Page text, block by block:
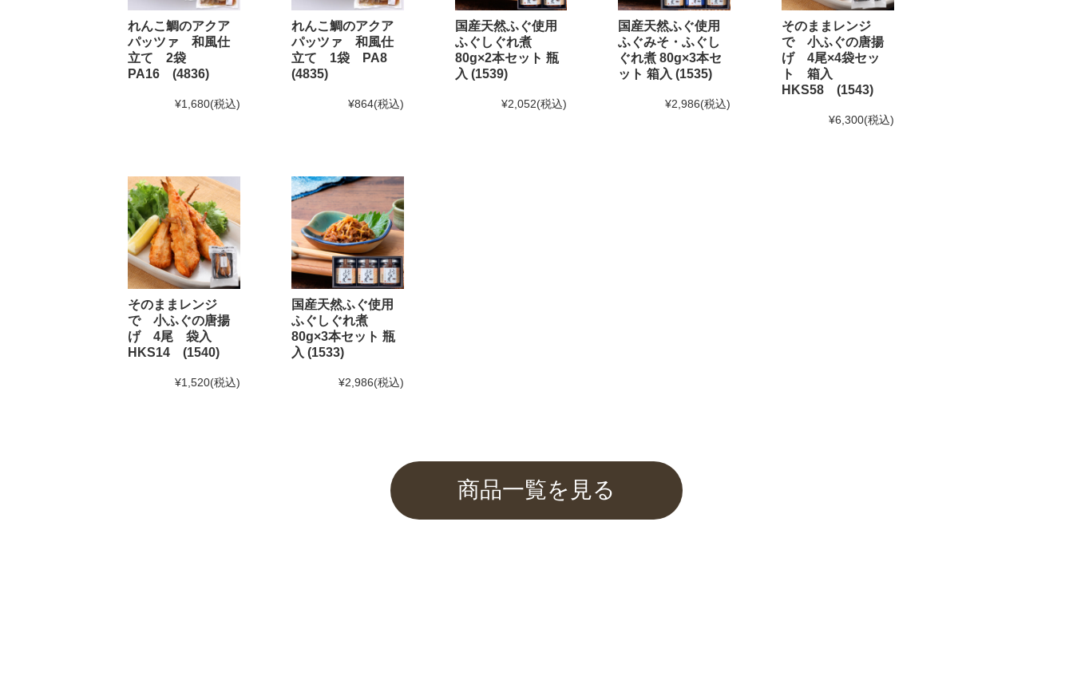
2024年12月5日実店舗の年末年始の営業時間について
年内発送受付は12月20日(金)11:59までとなります。12月20日(金)12:00以降のご注文は2025年1月10日(金)からのお届けとなります。予めご了承下さい。
2024年8月30日大感謝祭「秋のうまいもん」開催中！
2024年8月27日 【和田珍味本店・福乃和からのお知らせ[訂正]】
台風10号の影響により8月28日(水)を臨時休業とさせて頂く予定でしたが、
台風の影響が少ないため通常通り営業
することといたしました。
なお、台風の進路によっては29日(木)・30日(金)の営業時間を変更する場合がございます。
ご来店予定の方は随時お知らせをご確認頂けますと幸いです。
2024年7月30日 【お盆期間の発送に関するご案内】
あらかじめご了承ください。
使えるニュース ランチバッグ様にてふぐみそを紹介して頂きました
れんこ鯛のアクア
パッツァ 和風仕
立て 2袋
PA16 (4836)
¥1,680(税込)
れんこ鯛のアクア
パッツァ 和風仕
立て 1袋 PA8
(4835)
¥864(税込)
国産天然ふぐ使用
ふぐしぐれ煮
80g×2本セット 瓶
入 (1539)
¥2,052(税込)
国産天然ふぐ使用
ふぐみそ・ふぐし
ぐれ煮 80g×3本セ
ット 箱入 (1535)
¥2,986(税込)
そのままレンジ
で 小ふぐの唐揚
げ 4尾×4袋セッ
ト 箱入
HKS58 (1543)
¥6,300(税込)
そのままレンジ
で 小ふぐの唐揚
げ 4尾 袋入
HKS14 (1540)
¥1,520(税込)
国産天然ふぐ使用
ふぐしぐれ煮
80g×3本セット 瓶
入 (1533)
¥2,986(税込)
商品一覧を見る